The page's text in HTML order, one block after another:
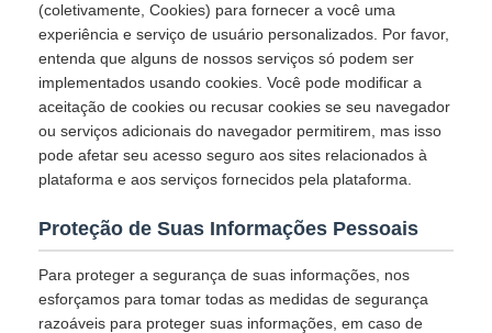
(coletivamente, Cookies) para fornecer a você uma
experiência e serviço de usuário personalizados. Por favor,
entenda que alguns de nossos serviços só podem ser
implementados usando cookies. Você pode modificar a
aceitação de cookies ou recusar cookies se seu navegador
ou serviços adicionais do navegador permitirem, mas isso
pode afetar seu acesso seguro aos sites relacionados à
plataforma e aos serviços fornecidos pela plataforma.
Proteção de Suas Informações Pessoais
Para proteger a segurança de suas informações, nos
esforçamos para tomar todas as medidas de segurança
razoáveis para proteger suas informações, em caso de